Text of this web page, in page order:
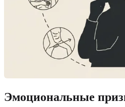
Эмоциональные